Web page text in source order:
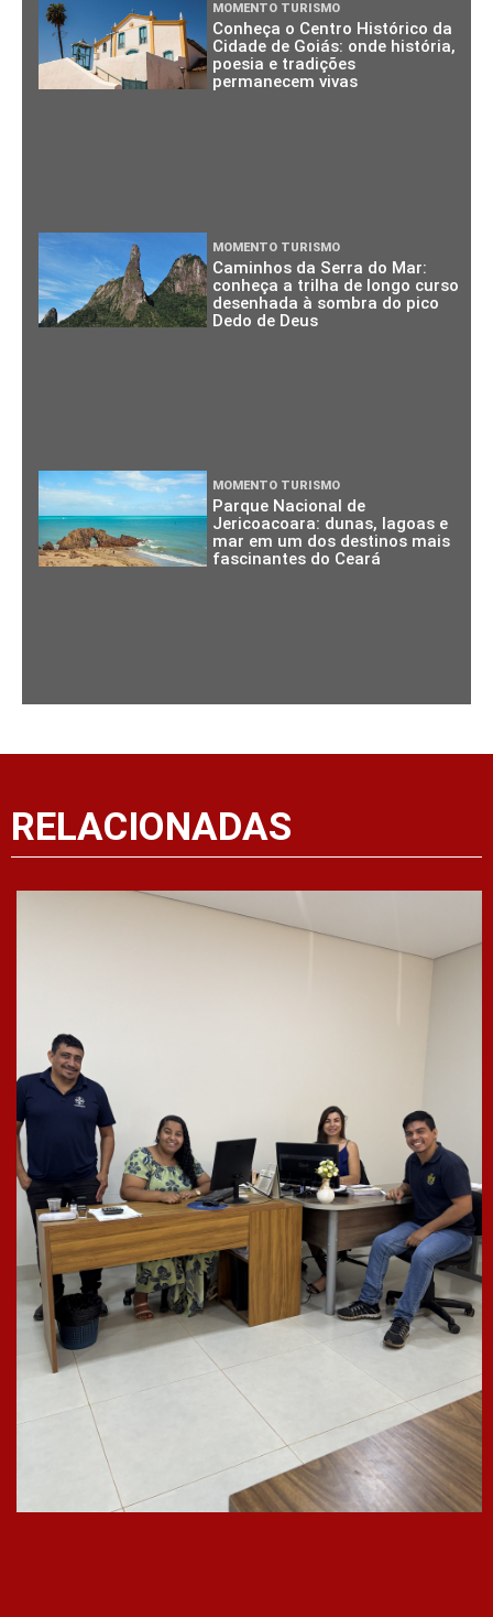
MOMENTO TURISMO
Conheça o Centro Histórico da
Cidade de Goiás: onde história,
poesia e tradições
permanecem vivas
MOMENTO TURISMO
Caminhos da Serra do Mar:
conheça a trilha de longo curso
desenhada à sombra do pico
Dedo de Deus
MOMENTO TURISMO
Parque Nacional de
Jericoacoara: dunas, lagoas e
mar em um dos destinos mais
fascinantes do Ceará
RELACIONADAS